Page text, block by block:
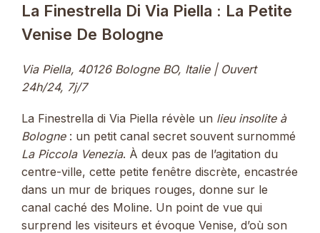
La Finestrella Di Via Piella : La Petite
Venise De Bologne
Via Piella, 40126 Bologne BO, Italie| Ouvert
24h/24, 7j/7
La Finestrella di Via Piella révèle un lieu insolite à
Bologne: un petit canal secret souvent surnommé
La Piccola Venezia. À deux pas de l’agitation du
centre-ville, cette petite fenêtre discrète, encastrée
dans un mur de briques rouges, donne sur le
canal caché des Moline. Un point de vue qui
surprend les visiteurs et évoque Venise, d’où son